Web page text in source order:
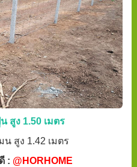
สูง 1.50 เมตร
สูง 1.42 เมตร
: @HORHOME